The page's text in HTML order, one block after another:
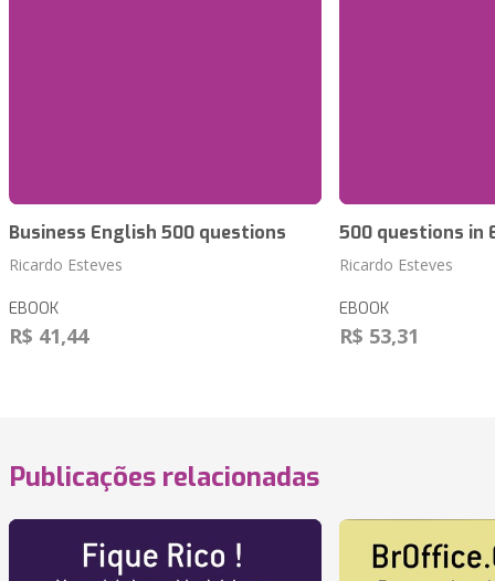
Business English 500 questions
Ricardo Esteves
EBOOK
R$ 41,44
500 questions in
Ricardo Esteves
EBOOK
R$ 53,31
Publicações relacionadas